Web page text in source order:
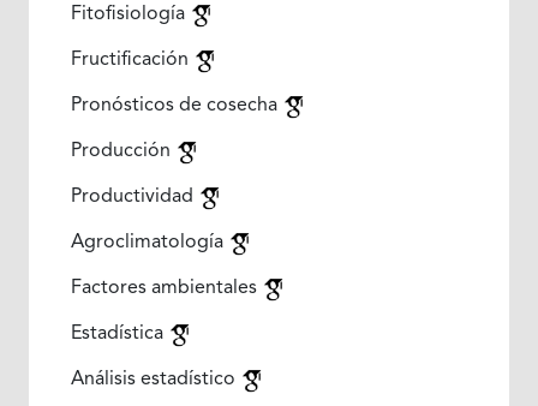
Fitofisiología
Fructificación
Pronósticos de cosecha
Producción
Productividad
Agroclimatología
Factores ambientales
Estadística
Análisis estadístico